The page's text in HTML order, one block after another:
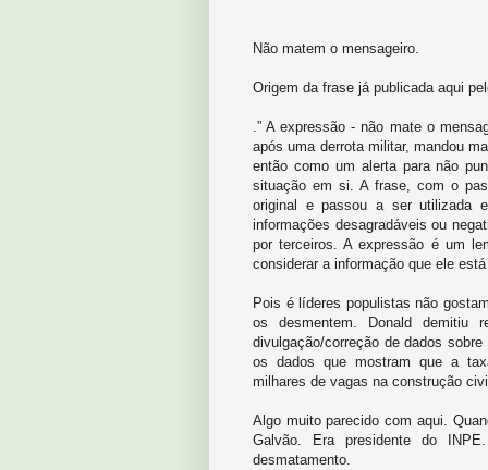
Não matem o mensageiro.
Origem da frase já publicada aqui
.” A expressão - não mate o
após uma derrota militar, mandou
então como um alerta para não
situação em si. A frase, com o
original e passou a ser utilizada
informações desagradáveis ou
por terceiros. A expressão é um
considerar a informação que ele
Pois é líderes populistas não
os desmentem. Donald demitiu
divulgação/correção de dados
os dados que mostram que a
milhares de vagas na construção
Algo muito parecido com aqui.
Galvão. Era presidente do
desmatamento.